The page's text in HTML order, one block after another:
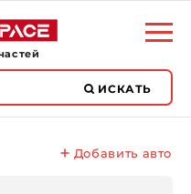
ИСКАТЬ
Добавить авто